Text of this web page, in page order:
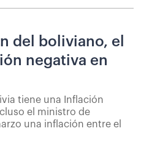
del boliviano, el
negativa en
tiene una Inflación
el ministro de
una inflación entre el